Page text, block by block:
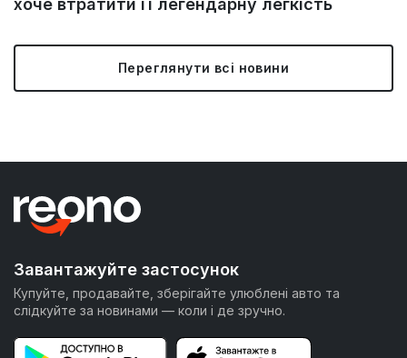
Переглянути всі новини
Завантажуйте застосунок
Купуйте, продавайте, зберігайте улюблені авто та
слідкуйте за новинами — коли і де зручно.